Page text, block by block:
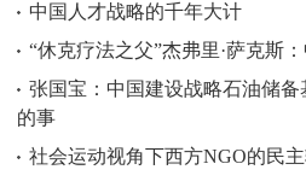
中国人才战略的千年大计
“休克疗法之父”杰弗里·萨克斯
张国宝：中国建设战略石油储
的事
社会运动视角下西方NGO的民